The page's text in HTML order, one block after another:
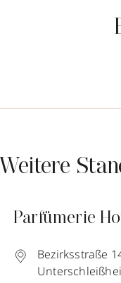
Weitere
Parfümerie
Bezirksstraße